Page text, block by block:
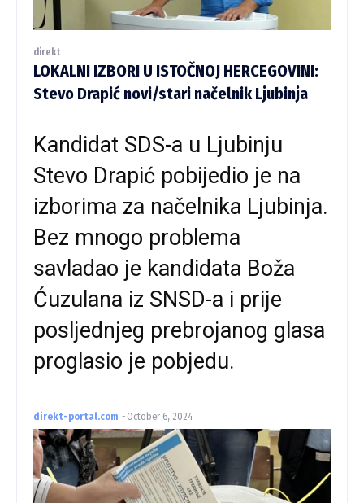
direkt
LOKALNI IZBORI U ISTOČNOJ HERCEGOVINI:
Stevo Drapić novi/stari načelnik Ljubinja
Kandidat SDS-a u Ljubinju
Stevo Drapić pobijedio je na
izborima za načelnika Ljubinja.
Bez mnogo problema
savladao je kandidata Boža
Ćuzulana iz SNSD-a i prije
posljednjeg prebrojanog glasa
proglasio je pobjedu.
direkt-portal.com - October 6, 2024